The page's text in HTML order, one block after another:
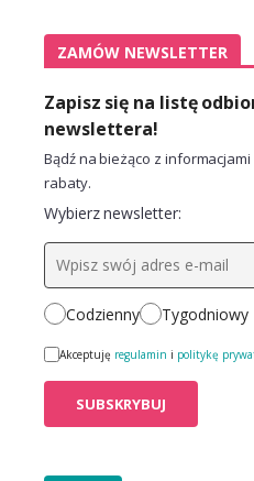
ZAMÓW NEWSLETTER
Zapisz się na listę
newslettera!
Bądź na bieżąco z
rabaty.
Wybierz newsletter:
Codzienny Tygodniowy
Akceptuję regulamin i politykę